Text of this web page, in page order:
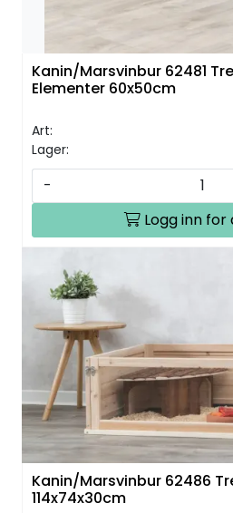
Kanin/Marsvinbur 62481
Elementer 60x50cm
Art:
Lager:
-
Logg inn for
Kanin/Marsvinbur 62486
114x74x30cm